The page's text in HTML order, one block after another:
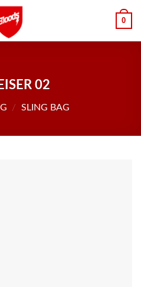
0
02
/ SLING BAG